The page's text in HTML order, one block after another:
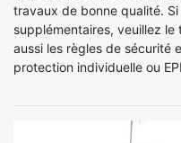
travaux de bonne qualité.
supplémentaires, veuillez
aussi les règles de sécurité
protection individuelle ou